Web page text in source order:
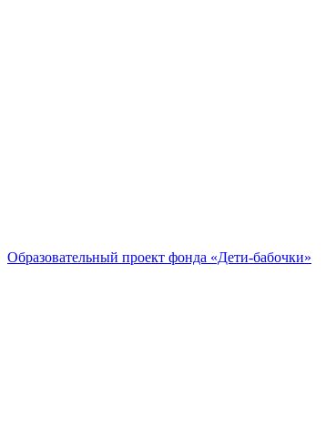
Образовательный проект фонда «Дети-бабочки»